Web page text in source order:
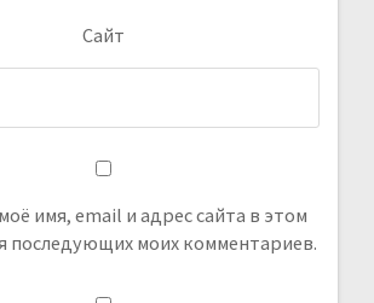
Сайт
имя, email и адрес сайта в этом
последующих моих комментариев.